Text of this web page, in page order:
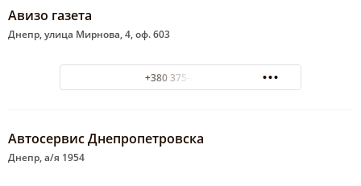
Авизо газета
Днепр, улица Мирнова, 4, оф. 603
+380 375-88-88
Автосервис Днепропетровска
Днепр, а/я 1954